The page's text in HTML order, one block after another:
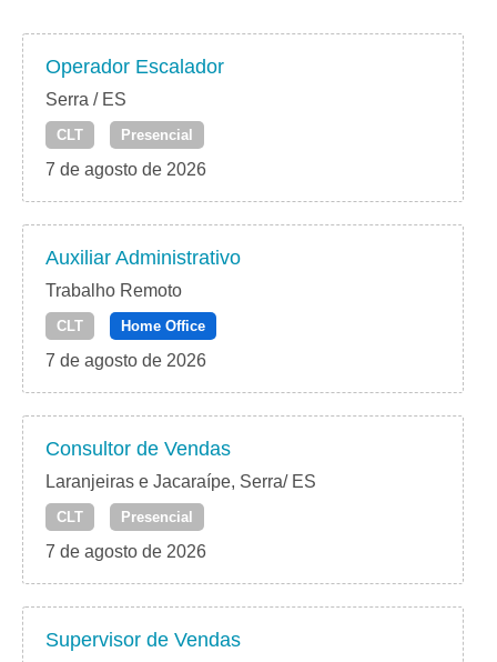
Operador Escalador
Serra / ES
CLT Presencial
7 de agosto de 2026
Auxiliar Administrativo
Trabalho Remoto
CLT Home Office
7 de agosto de 2026
Consultor de Vendas
Laranjeiras e Jacaraípe, Serra/ ES
CLT Presencial
7 de agosto de 2026
Supervisor de Vendas